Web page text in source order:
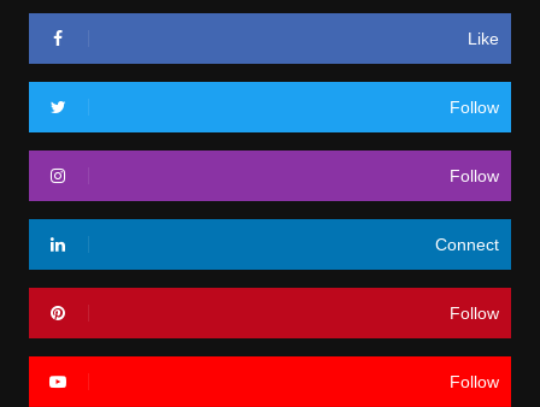
Like
Follow
Follow
Connect
Follow
Follow